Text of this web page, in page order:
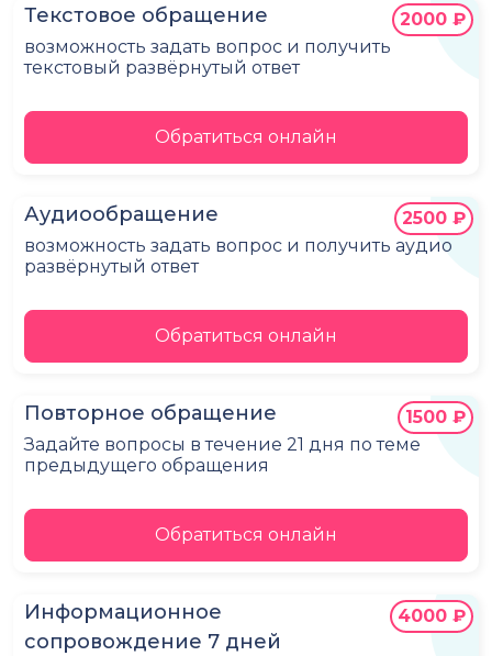
Текстовое обращение
возможность задать вопрос и получить
текстовый развёрнутый ответ
2000 ₽
Обратиться онлайн
Аудиообращение
возможность задать вопрос и получить аудио
развёрнутый ответ
2500 ₽
Обратиться онлайн
Повторное обращение
Задайте вопросы в течение 21 дня по теме
предыдущего обращения
1500 ₽
Обратиться онлайн
Информационное
сопровождение 7 дней
4000 ₽